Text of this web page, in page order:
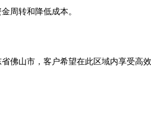
周转和降低成本。
佛山市，客户希望在此区域内享受高